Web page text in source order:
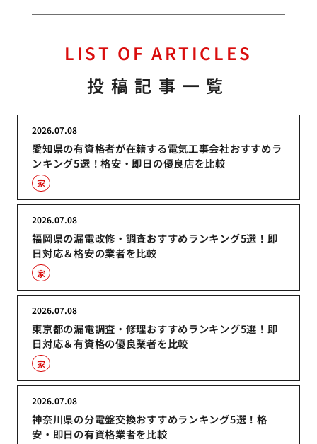
LIST OF ARTICLES
投稿記事一覧
愛知県の有資格者が在籍する電気工事会社おすすめラ
ンキング5選！格安・即日の優良店を比較
2026.07.08
家
福岡県の漏電改修・調査おすすめランキング5選！即
日対応＆格安の業者を比較
2026.07.08
家
東京都の漏電調査・修理おすすめランキング5選！即
日対応＆有資格の優良業者を比較
2026.07.08
家
神奈川県の分電盤交換おすすめランキング5選！格
安・即日の有資格業者を比較
2026.07.08